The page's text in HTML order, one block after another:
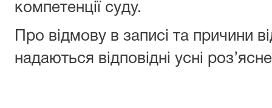
компетенції суду.
Про відмову в записі та причини
надаються відповідні усні